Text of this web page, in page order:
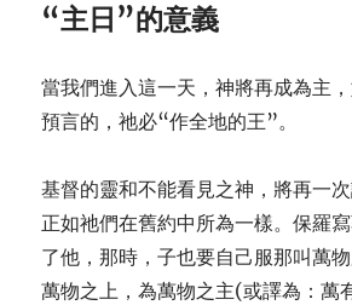
“主日”的意義
當我們進入這一天，神將再成為主
預言的，祂必“作全地的王”。
基督的靈和不能看見之神，將再一
正如祂們在舊約中所為一樣。保羅
了他，那時，子也要自己服那叫萬
萬物之上，為萬物之主(或譯為：萬